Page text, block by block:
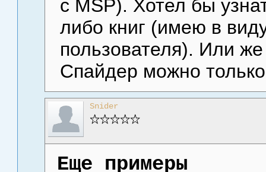
с MSP). Хотел бы
либо книг (имею в
пользователя). Или
Спайдер можно
Snider
Еще примеры